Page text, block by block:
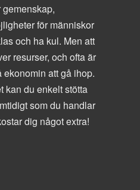
för människor
och ha kul. Men att
resurser, och ofta är
ekonomin att gå ihop.
kan du enkelt stötta
som du handlar
dig något extra!